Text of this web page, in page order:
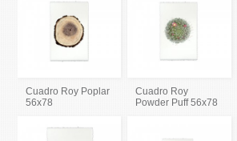
Cuadro Roy Poplar
56x78
Cuadro Roy
Powder Puff 56x78